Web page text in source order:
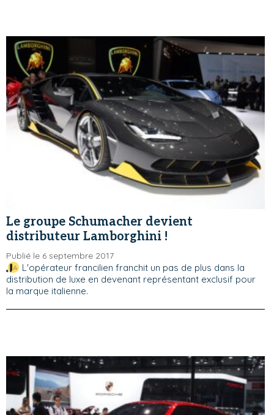
Le groupe Schumacher devient
distributeur Lamborghini !
Publié le 6 septembre 2017
L'opérateur francilien franchit un pas de plus dans la
distribution de luxe en devenant représentant exclusif pour
la marque italienne.